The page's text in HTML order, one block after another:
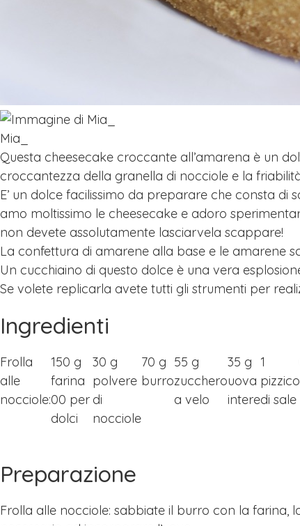
Mia_
Questa cheesecake croccante all’amarena è un
croccantezza della granella di nocciole e la
E’ un dolce facilissimo da preparare che consta
amo moltissimo le cheesecake e adoro
non devete assolutamente lasciarvela scappare!
La confettura di amarene alla base e le amarene
Un cucchiaino di questo dolce è una vera
Se volete replicarla avete tutti gli strumenti per
Ingredienti
Frolla
alle
nocciole:
150 g
farina
00 per
dolci
30 g
polvere
di
nocciole
70 g
burro
55 g
zucchero
a velo
35 g
uova
intere
1
pizzico
di sale
Preparazione
Frolla alle nocciole: sabbiate il burro con la farina,